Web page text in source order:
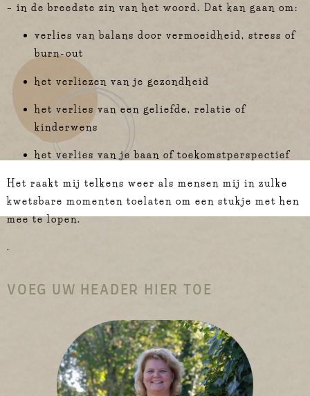
– in de breedste zin van het woord. Dat kan gaan om:
verlies van balans door vermoeidheid, stress of
burn-out
het verliezen van je gezondheid
het verlies van een geliefde, relatie of
kinderwens
het verlies van je baan of toekomstperspectief
Het raakt mij telkens weer als mensen mij in zulke
kwetsbare momenten toelaten om een stukje met hen
mee te lopen.
.
VOEG UW HEADER HIER TOE